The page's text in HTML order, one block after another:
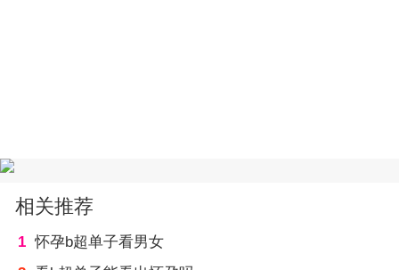
相关推荐
1 怀孕b超单子看男女